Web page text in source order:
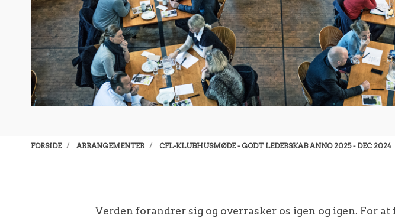
FORSIDE ARRANGEMENTER CFL-KLUBHUSMØDE - GODT LEDERSKAB ANNO 2025 - DEC 2024
Verden forandrer sig og overrasker os igen og igen. For